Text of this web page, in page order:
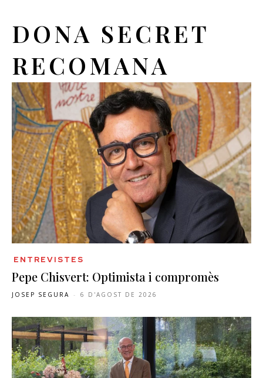
DONA SECRET
RECOMANA
ENTREVISTES
Pepe Chisvert: Optimista i compromès
JOSEP SEGURA - 6 D'AGOST DE 2026